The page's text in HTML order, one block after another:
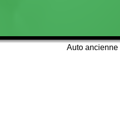
Auto